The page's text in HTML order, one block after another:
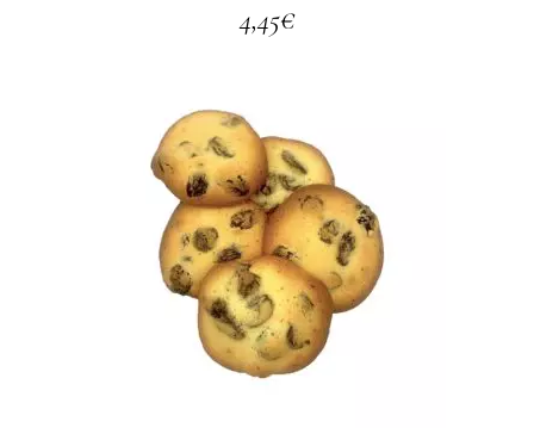
4,45€
AJOUTER AU PANIER